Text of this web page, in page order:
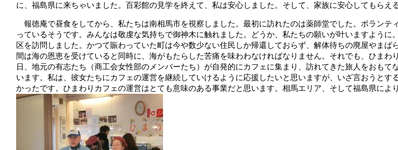
に、福島県に来ちゃいました。百彩館の見学を終えて、私は安心しました。そして、家族に安心してもらえ
報徳庵で昼食をしてから、私たちは南相馬市を視察しました。最初に訪れたのは薬師堂でした。ボランテ
っているそうです。みんなは敬虔な気持ちで御神木に触れました。どうか、私たちの願いが叶いますよう
区を訪問しました。かつて賑わっていた町は今や数少ない住民しか帰還しておらず、解体待ちの廃屋やま
間は海の恩恵を受けていると同時に、海がもたらした苦痛を味わわなければなりません。それでも、ひま
日、地元の有志たち（商工会女性部のメンバーたち）が自発的にカフェに集まり、訪れてきた旅人をおも
います。私は、彼女たちにカフェの運営を継続していけるように応援したいと思いますが、いざ言おうと
かったです。ひまわりカフェの運営はとても意味のある事業だと思います。相馬エリア、そして福島県によ